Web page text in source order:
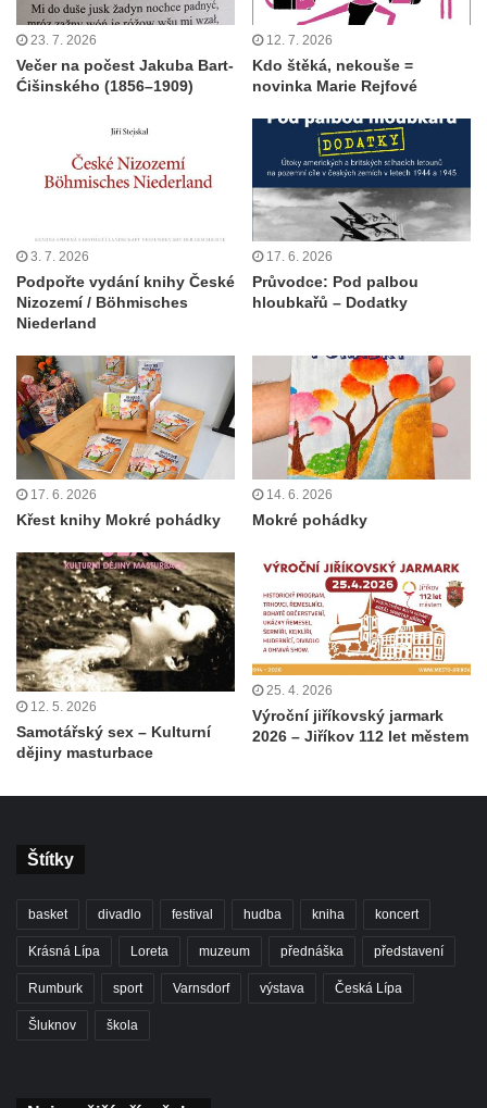
23. 7. 2026
Večer na počest Jakuba Bart-
Ćišinského (1856–1909)
12. 7. 2026
Kdo štěká, nekouše =
novinka Marie Rejfové
3. 7. 2026
Podpořte vydání knihy České
Nizozemí / Böhmisches
Niederland
17. 6. 2026
Průvodce: Pod palbou
hloubkařů – Dodatky
17. 6. 2026
Křest knihy Mokré pohádky
14. 6. 2026
Mokré pohádky
12. 5. 2026
Samotářský sex – Kulturní
dějiny masturbace
25. 4. 2026
Výroční jiříkovský jarmark
2026 – Jiříkov 112 let městem
Štítky
basket divadlo festival hudba kniha koncert
Krásná Lípa Loreta muzeum přednáška představení
Rumburk sport Varnsdorf výstava Česká Lípa
Šluknov škola